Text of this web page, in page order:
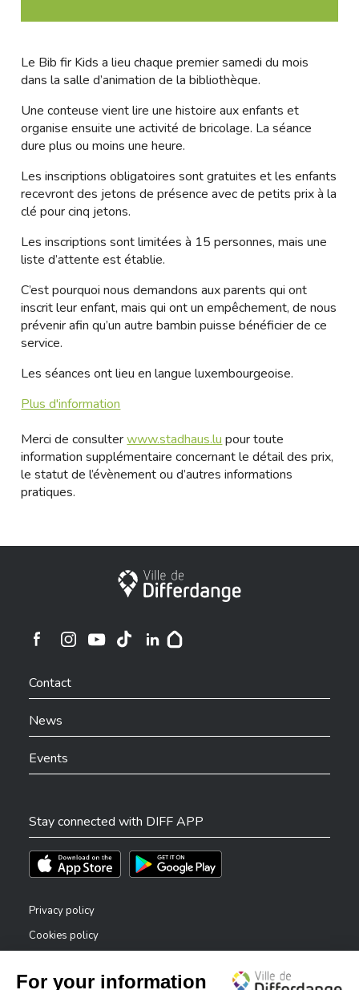
Le Bib fir Kids a lieu chaque premier samedi du mois
dans la salle d’animation de la bibliothèque.
Une conteuse vient lire une histoire aux enfants et
organise ensuite une activité de bricolage. La séance
dure plus ou moins une heure.
Les inscriptions obligatoires sont gratuites et les enfants
recevront des jetons de présence avec de petits prix à la
clé pour cinq jetons.
Les inscriptions sont limitées à 15 personnes, mais une
liste d’attente est établie.
C’est pourquoi nous demandons aux parents qui ont
inscrit leur enfant, mais qui ont un empêchement, de nous
prévenir afin qu’un autre bambin puisse bénéficier de ce
service.
Les séances ont lieu en langue luxembourgeoise.
Plus d'information
Merci de consulterwww.stadhaus.lu pour toute
information supplémentaire concernant le détail des prix,
le statut de l’évènement ou d’autres informations
pratiques.
City of Differdange
Ville de Differdange sur Instagram
Contact
News
Events
Stay connected with DIFF APP
Téléchargez l'app sur l'App StoreTéléchargez l'app sur Play Store
Privacy policy
Cookies policy
Accessibility statement